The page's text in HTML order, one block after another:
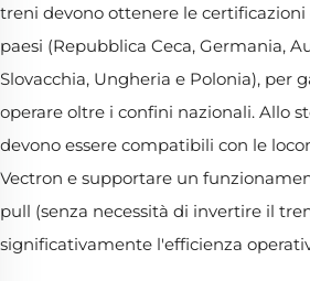
treni devono ottenere le
paesi (Repubblica Ceca, Germania,
Slovacchia, Ungheria e Polonia), per
operare oltre i confini nazionali. Allo
devono essere compatibili con le
Vectron e supportare un
pull (senza necessità di invertire il
significativamente l'efficienza